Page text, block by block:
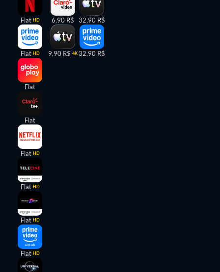
Flat HD
Flat HD
Flat
Flat
Flat HD
Flat HD
Flat HD
Flat HD
6,90 R$
9,90 R$ 4K
32,90 R$
32,90 R$